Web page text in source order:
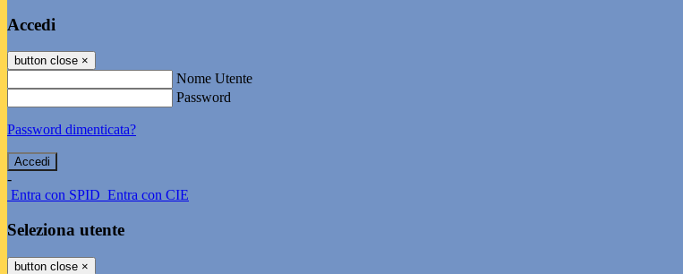
Accedi
button close ×
Nome Utente
Password
Password dimenticata?
-
Entra con SPID Entra con CIE
Seleziona utente
button close ×